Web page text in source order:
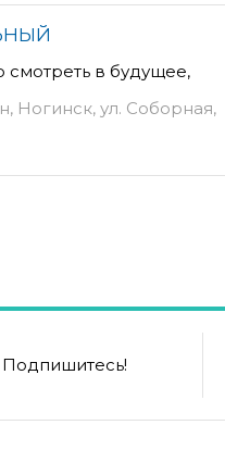
смотреть в будущее,
Ногинск, ул. Соборная,
Подпишитесь!